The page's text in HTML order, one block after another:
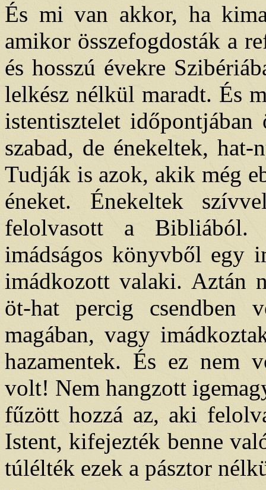
És mi van akkor, ha
amikor összefogdosták a
és hosszú évekre
lelkész nélkül maradt. És
istentisztelet
szabad, de énekeltek,
Tudják is azok, akik még
éneket. Énekeltek
felolvasott a Bibliából.
imádságos könyvből egy
imádkozott valaki. Aztán
öt-hat percig csendben
magában, vagy
hazamentek. És ez nem
volt! Nem hangzott
fűzött hozzá az, aki
Istent, kifejezték benne
túlélték ezek a pásztor